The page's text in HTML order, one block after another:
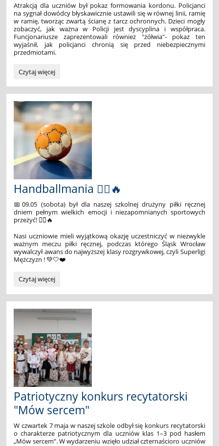
Atrakcją dla uczniów był pokaz formowania kordonu. Policjanci
na sygnał dowódcy błyskawicznie ustawili się w równej linii, ramię
w ramię, tworząc zwartą ścianę z tarcz ochronnych. Dzieci mogły
zobaczyć, jak ważna w Policji jest dyscyplina i współpraca.
Funcjonariusze zaprezentowali również "żółwia"- pokaz ten
wyjaśnił, jak policjanci chronią się przed niebezpiecznymi
przedmiotami.
Z
w
Prewencji
Policji
we
Wrocławiu
Czytaj więcej
Handballmania 🤾‍♂️🔥
📅09.05 (sobota) był dla naszej szkolnej drużyny piłki ręcznej
dniem pełnym wielkich emocji i niezapomnianych sportowych
przeżyć! 🤾‍♂️🔥
Nasi uczniowie mieli wyjątkową okazję uczestniczyć w niezwykle
ważnym meczu piłki ręcznej, podczas którego Śląsk Wrocław
wywalczył awans do najwyższej klasy rozgrywkowej, czyli Superligi
Mężczyzn ! 💚🤍❤️
Handballmania
🔥:
Czytaj więcej
Patriotyczny konkurs recytatorski
"Mów sercem"
W czwartek 7 maja w naszej szkole odbył się konkurs recytatorski
o charakterze patriotycznym dla uczniów klas 1–3 pod hasłem
„Mów sercem”. W wydarzeniu wzięło udział czternaścioro uczniów